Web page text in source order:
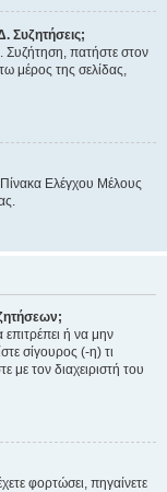
Συζητήσεις;
Συζήτηση, πατήστε στον
μέρος της σελίδας,
Πίνακα Ελέγχου Μέλους
ή να μην
σίγουρος (-η) τι
με τον διαχειριστή του
φορτώσει, πηγαίνετε